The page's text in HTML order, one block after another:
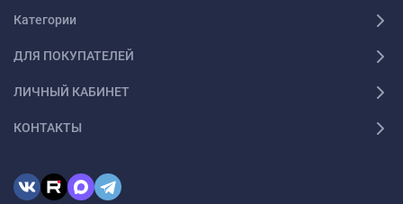
Категории
ДЛЯ ПОКУПАТЕЛЕЙ
ЛИЧНЫЙ КАБИНЕТ
КОНТАКТЫ